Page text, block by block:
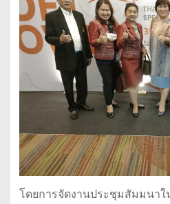
โดยการจัดงานประชุมสัมมนา